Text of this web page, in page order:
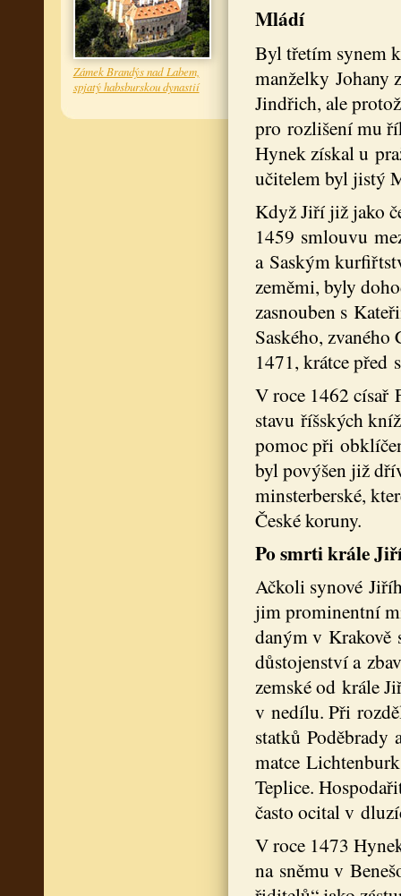
Zámek Brandýs nad Labem,
spjatý habsburskou dynastií
Mládí
Byl třetím synem
manželky Johany
Jindřich, ale
pro rozlišení mu
Hynek získal u
učitelem byl jistý
Když Jiří již jako
1459 smlouvu
a Saským
zeměmi, byly
zasnouben s
Saského,
1471, krátce před
V roce 1462
stavu říšských
pomoc při
byl povýšen již
minsterberské,
České koruny.
Po smrti krále
Ačkoli synové
jim prominentní
daným v Krakově
důstojenství a
zemské od krále
v nedílu. Při
statků
matce
Teplice.
často ocital v
V roce 1473
na sněmu v